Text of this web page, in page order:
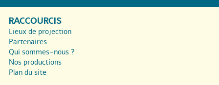
RACCOURCIS
Lieux de projection
Partenaires
Qui sommes-nous ?
Nos productions
Plan du site